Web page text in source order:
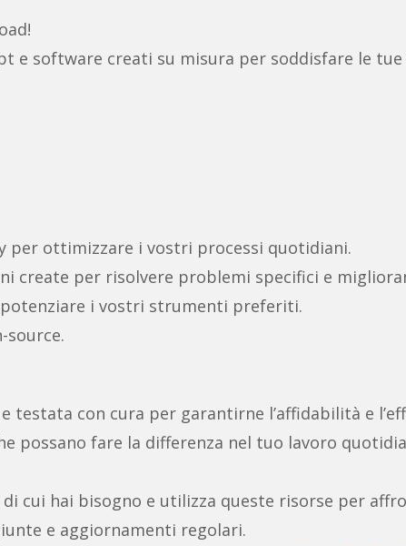
e software creati su misura per soddisfare le tue
per ottimizzare i vostri processi quotidiani.
create per risolvere problemi specifici e
i vostri strumenti preferiti.
source.
testata con cura per garantirne l’affidabilità e
possano fare la differenza nel tuo lavoro
cui hai bisogno e utilizza queste risorse per
e aggiornamenti regolari.